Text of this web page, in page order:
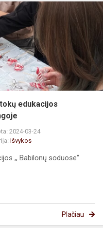
edukacijos
2024-03-24
Išvykos
,, Babilonų soduose‘‘
Plačiau